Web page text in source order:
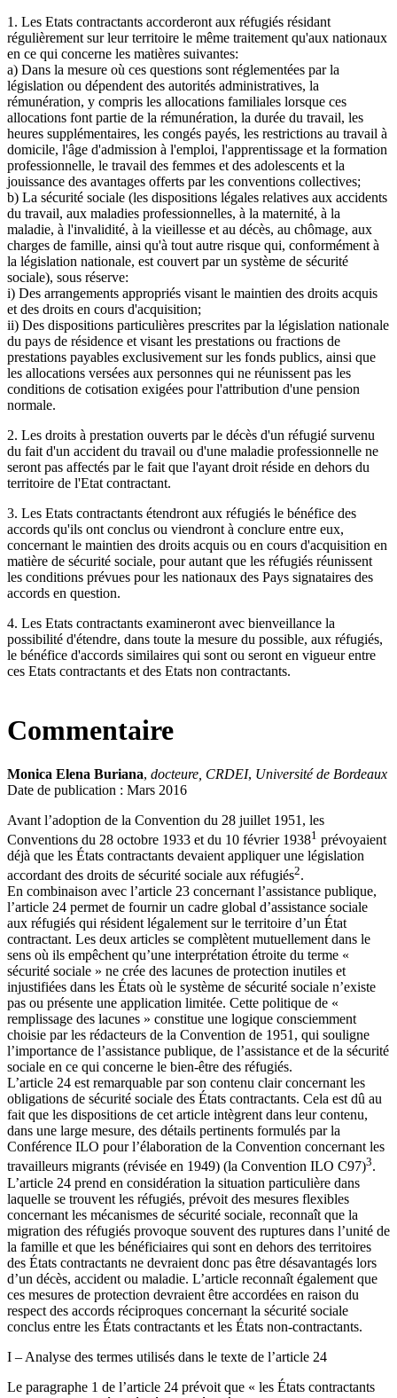
1. Les Etats contractants accorderont aux réfugiés résidant
régulièrement sur leur territoire le même traitement qu'aux nationaux
en ce qui concerne les matières suivantes:
a) Dans la mesure où ces questions sont réglementées par la
législation ou dépendent des autorités administratives, la
rémunération, y compris les allocations familiales lorsque ces
allocations font partie de la rémunération, la durée du travail, les
heures supplémentaires, les congés payés, les restrictions au travail à
domicile, l'âge d'admission à l'emploi, l'apprentissage et la formation
professionnelle, le travail des femmes et des adolescents et la
jouissance des avantages offerts par les conventions collectives;
b) La sécurité sociale (les dispositions légales relatives aux accidents
du travail, aux maladies professionnelles, à la maternité, à la
maladie, à l'invalidité, à la vieillesse et au décès, au chômage, aux
charges de famille, ainsi qu'à tout autre risque qui, conformément à
la législation nationale, est couvert par un système de sécurité
sociale), sous réserve:
i) Des arrangements appropriés visant le maintien des droits acquis
et des droits en cours d'acquisition;
ii) Des dispositions particulières prescrites par la législation nationale
du pays de résidence et visant les prestations ou fractions de
prestations payables exclusivement sur les fonds publics, ainsi que
les allocations versées aux personnes qui ne réunissent pas les
conditions de cotisation exigées pour l'attribution d'une pension
normale.
2. Les droits à prestation ouverts par le décès d'un réfugié survenu
du fait d'un accident du travail ou d'une maladie professionnelle ne
seront pas affectés par le fait que l'ayant droit réside en dehors du
territoire de l'Etat contractant.
3. Les Etats contractants étendront aux réfugiés le bénéfice des
accords qu'ils ont conclus ou viendront à conclure entre eux,
concernant le maintien des droits acquis ou en cours d'acquisition en
matière de sécurité sociale, pour autant que les réfugiés réunissent
les conditions prévues pour les nationaux des Pays signataires des
accords en question.
4. Les Etats contractants examineront avec bienveillance la
possibilité d'étendre, dans toute la mesure du possible, aux réfugiés,
le bénéfice d'accords similaires qui sont ou seront en vigueur entre
ces Etats contractants et des Etats non contractants.
Commentaire
Monica Elena Buriana, docteure, CRDEI, Université de Bordeaux
Date de publication : Mars 2016
Avant l’adoption de la Convention du 28 juillet 1951, les
Conventions du 28 octobre 1933 et du 10 février 19381 prévoyaient
déjà que les États contractants devaient appliquer une législation
accordant des droits de sécurité sociale aux réfugiés2.
En combinaison avec l’article 23 concernant l’assistance publique,
l’article 24 permet de fournir un cadre global d’assistance sociale
aux réfugiés qui résident légalement sur le territoire d’un État
contractant. Les deux articles se complètent mutuellement dans le
sens où ils empêchent qu’une interprétation étroite du terme «
sécurité sociale » ne crée des lacunes de protection inutiles et
injustifiées dans les États où le système de sécurité sociale n’existe
pas ou présente une application limitée. Cette politique de «
remplissage des lacunes » constitue une logique consciemment
choisie par les rédacteurs de la Convention de 1951, qui souligne
l’importance de l’assistance publique, de l’assistance et de la sécurité
sociale en ce qui concerne le bien-être des réfugiés.
L’article 24 est remarquable par son contenu clair concernant les
obligations de sécurité sociale des États contractants. Cela est dû au
fait que les dispositions de cet article intègrent dans leur contenu,
dans une large mesure, des détails pertinents formulés par la
Conférence ILO pour l’élaboration de la Convention concernant les
travailleurs migrants (révisée en 1949) (la Convention ILO C97)3.
L’article 24 prend en considération la situation particulière dans
laquelle se trouvent les réfugiés, prévoit des mesures flexibles
concernant les mécanismes de sécurité sociale, reconnaît que la
migration des réfugiés provoque souvent des ruptures dans l’unité de
la famille et que les bénéficiaires qui sont en dehors des territoires
des États contractants ne devraient donc pas être désavantagés lors
d’un décès, accident ou maladie. L’article reconnaît également que
ces mesures de protection devraient être accordées en raison du
respect des accords réciproques concernant la sécurité sociale
conclus entre les États contractants et les États non-contractants.
I – Analyse des termes utilisés dans le texte de l’article 24
Le paragraphe 1 de l’article 24 prévoit que « les États contractants